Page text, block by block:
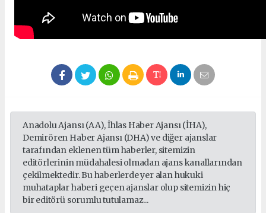
Anadolu Ajansı (AA), İhlas Haber Ajansı (İHA),
Demirören Haber Ajansı (DHA) ve diğer ajanslar
tarafından eklenen tüm haberler, sitemizin
editörlerinin müdahalesi olmadan ajans kanallarından
çekilmektedir. Bu haberlerde yer alan hukuki
muhataplar haberi geçen ajanslar olup sitemizin hiç
bir editörü sorumlu tutulamaz...